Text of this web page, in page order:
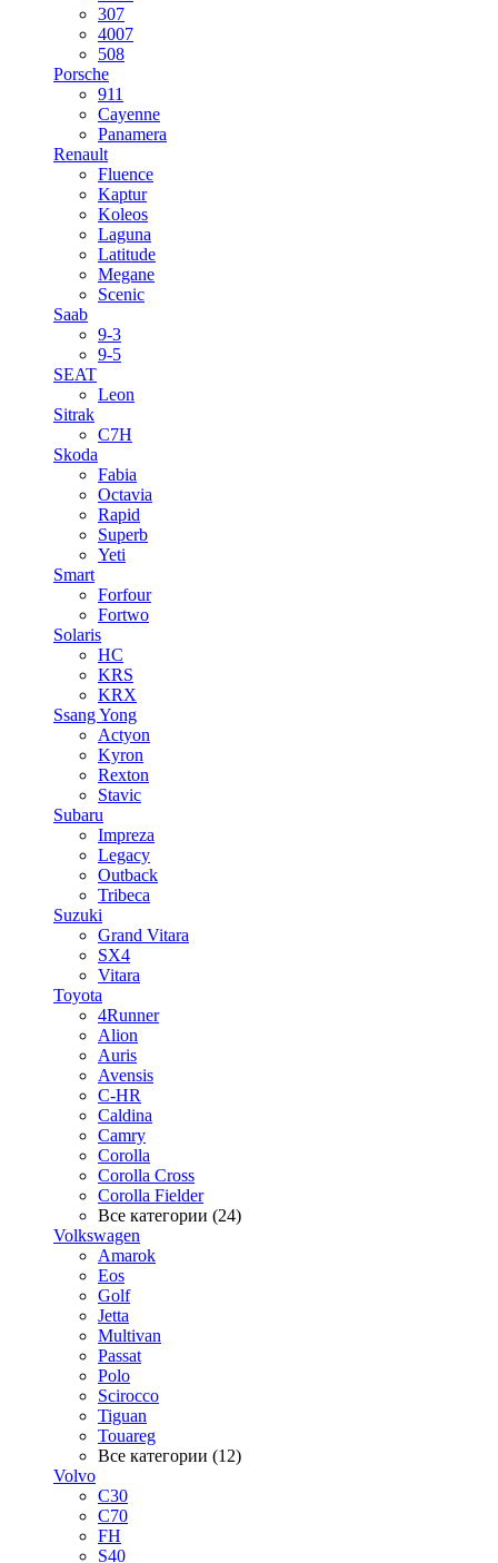
307
4007
508
Porsche
911
Cayenne
Panamera
Renault
Fluence
Kaptur
Koleos
Laguna
Latitude
Megane
Scenic
Saab
9-3
9-5
SEAT
Leon
Sitrak
C7H
Skoda
Fabia
Octavia
Rapid
Superb
Yeti
Smart
Forfour
Fortwo
Solaris
HC
KRS
KRX
Ssang Yong
Actyon
Kyron
Rexton
Stavic
Subaru
Impreza
Legacy
Outback
Tribeca
Suzuki
Grand Vitara
SX4
Vitara
Toyota
4Runner
Alion
Auris
Avensis
C-HR
Caldina
Camry
Corolla
Corolla Cross
Corolla Fielder
Все категории (24)
Volkswagen
Amarok
Eos
Golf
Jetta
Multivan
Passat
Polo
Scirocco
Tiguan
Touareg
Все категории (12)
Volvo
C30
C70
FH
S40